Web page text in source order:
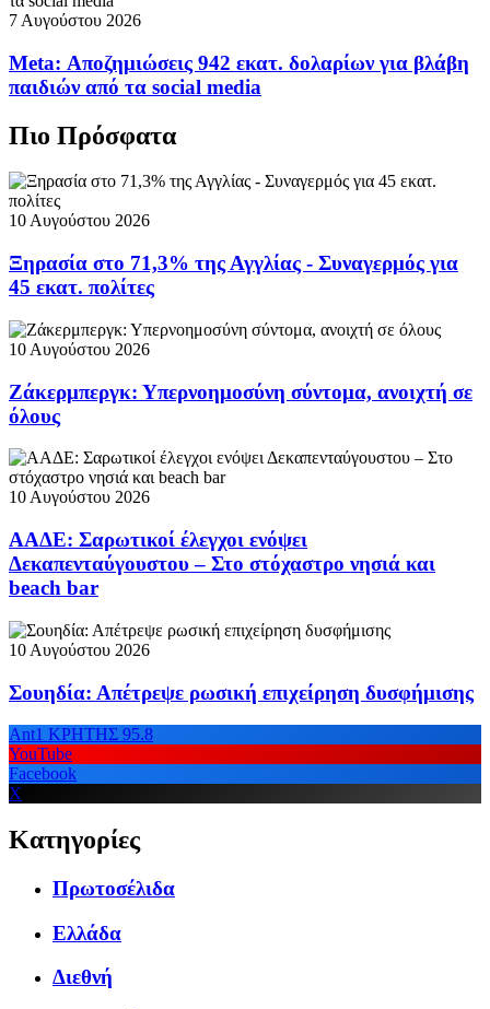
7 Αυγούστου 2026
Meta: Αποζημιώσεις 942 εκατ. δολαρίων για βλάβη
παιδιών από τα social media
Πιο Πρόσφατα
10 Αυγούστου 2026
Ξηρασία στο 71,3% της Αγγλίας - Συναγερμός για
45 εκατ. πολίτες
10 Αυγούστου 2026
Ζάκερμπεργκ: Υπερνοημοσύνη σύντομα, ανοιχτή σε
όλους
10 Αυγούστου 2026
ΑΑΔΕ: Σαρωτικοί έλεγχοι ενόψει
Δεκαπενταύγουστου – Στο στόχαστρο νησιά και
beach bar
10 Αυγούστου 2026
Σουηδία: Απέτρεψε ρωσική επιχείρηση δυσφήμισης
Ant1 ΚΡΗΤΗΣ 95.8
YouTube
Facebook
X
Κατηγορίες
Πρωτοσέλιδα
Ελλάδα
Διεθνή